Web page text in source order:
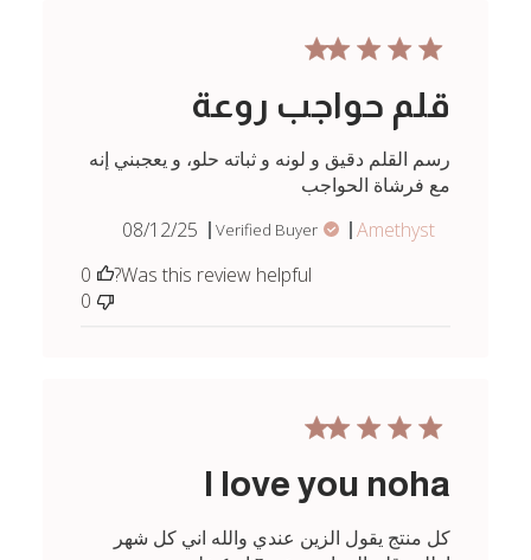
قلم حواجب روعة
رسم القلم دقيق و لونه و ثباته حلو، و يعجبني إنه
مع فرشاة الحواجب
Amethyst
Verified Buyer
Published08/12/25
Was this review helpful?
0
0
I love you noha
كل منتج يقول الزين عندي والله اني كل شهر